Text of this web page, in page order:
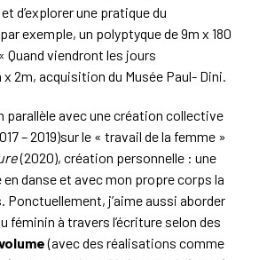
d’explorer une pratique du
exemple, un polyptyque de 9m x 180
Quand viendront les jours
2m, acquisition du Musée Paul- Dini.
parallèle avec une création collective
– 2019)sur le « travail de la femme »
(2020), création personnelle : une
danse et avec mon propre corps la
Ponctuellement, j’aime aussi aborder
féminin à travers l’écriture selon des
(avec des réalisations comme